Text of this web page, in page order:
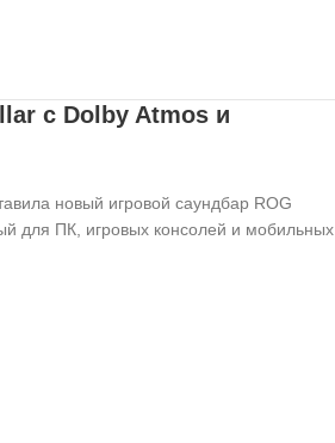
с Dolby Atmos и
новый игровой саундбар ROG
для ПК, игровых консолей и мобильных